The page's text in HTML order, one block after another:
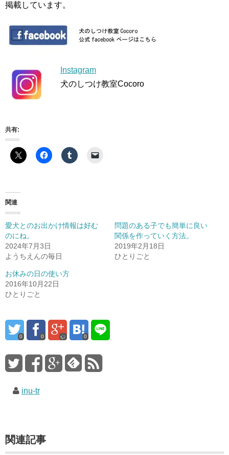
掲載しています。
Instagram
犬のしつけ教室Cocoro
共有:
関連
愛犬とのお出かけ情報は好む
のにね。
2024年7月3日
ようちえんの毎日
問題のある子でも簡単に良い
関係を作っていく方法。
2019年2月18日
ひとりごと
お休みの日の使い方
2016年10月22日
ひとりごと
0 0 0
inu-tr
関連記事